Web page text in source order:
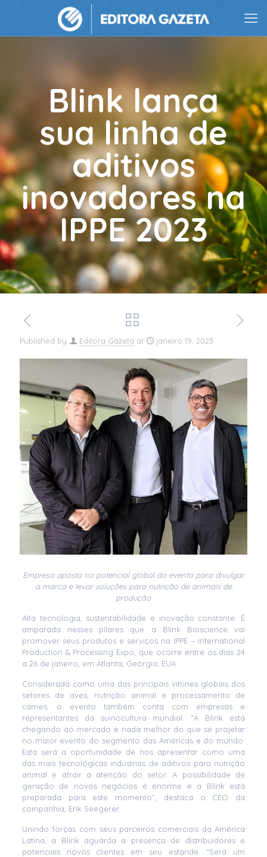
Blink lança
sua linha de
aditivos
inovadores na
IPPE 2023
Published by Editora Gazeta at janeiro 19, 2023
Empresa aposta no potencial global do evento para divulgar
a marca e levar soluções para nutrição de animais de
produção
Alta tecnologia, sustentabilidade e inovação constante. É
amparada nesses pilares que a Blink Bioscience vai
promover seus produtos e serviços na IPPE – International
Production & Processing Expo, que ocorre entre os dias 24
a 26 de janeiro, em Atlanta, Geórgia, EUA.
Considerada como uma das principais vitrines globais dos
setores de aves, nutrição animal e processamento de
carnes, o evento também conta com empresas e
representantes da suinocultura mundial. “A Blink está
chegando ao mercado e nada melhor do que se projetar
no maior evento do segmento das Américas e do mundo.
Esta será a oportunidade de nos apresentar como uma
das mais tecnológicas indústrias de aditivos para nutrição
animal e atrair a atenção do setor. A possibilidade de
geração de novos negócios é enorme e a Blink está
preparada para este momento”, destaca o CEO da
companhia, Erik Seegerer.
Unindo forças com seus parceiros comerciais da América
Latina, a Blink aguarda a presença de distribuidores e
potenciais novos clientes em seu estande. “Será um